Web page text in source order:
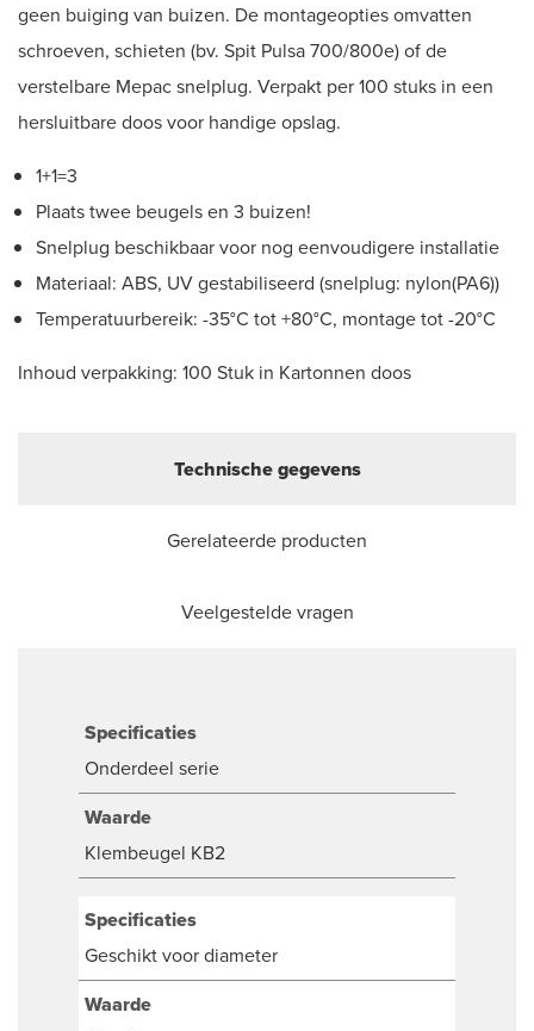
geen buiging van buizen. De montageopties omvatten
schroeven, schieten (bv. Spit Pulsa 700/800e) of de
verstelbare Mepac snelplug. Verpakt per 100 stuks in een
hersluitbare doos voor handige opslag.
1+1=3
Plaats twee beugels en 3 buizen!
Snelplug beschikbaar voor nog eenvoudigere installatie
Materiaal: ABS, UV gestabiliseerd (snelplug: nylon(PA6))
Temperatuurbereik: -35°C tot +80°C, montage tot -20°C
Inhoud verpakking: 100 Stuk in Kartonnen doos
Technische gegevens
Gerelateerde producten
Veelgestelde vragen
Specificaties
Onderdeel serie
Waarde
Klembeugel KB2
Specificaties
Geschikt voor diameter
Waarde